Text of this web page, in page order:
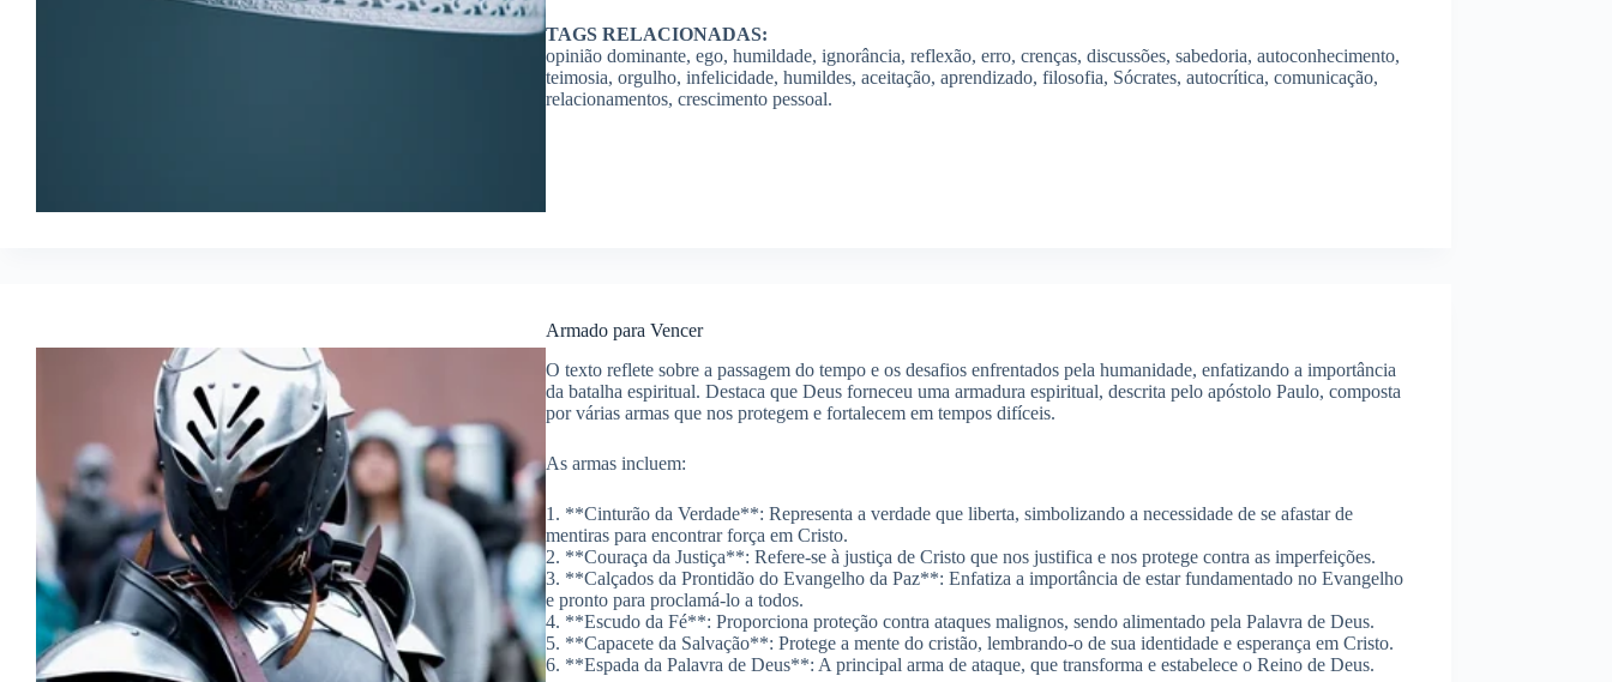
TAGS RELACIONADAS:
opinião dominante, ego, humildade, ignorância, reflexão, erro, crenças, discussões, sabedoria, autoconhecimento,
teimosia, orgulho, infelicidade, humildes, aceitação, aprendizado, filosofia, Sócrates, autocrítica, comunicação,
relacionamentos, crescimento pessoal.
Armado para Vencer
O texto reflete sobre a passagem do tempo e os desafios enfrentados pela humanidade, enfatizando a importância
da batalha espiritual. Destaca que Deus forneceu uma armadura espiritual, descrita pelo apóstolo Paulo, composta
por várias armas que nos protegem e fortalecem em tempos difíceis.
As armas incluem:
1. **Cinturão da Verdade**: Representa a verdade que liberta, simbolizando a necessidade de se afastar de
mentiras para encontrar força em Cristo.
2. **Couraça da Justiça**: Refere-se à justiça de Cristo que nos justifica e nos protege contra as imperfeições.
3. **Calçados da Prontidão do Evangelho da Paz**: Enfatiza a importância de estar fundamentado no Evangelho
e pronto para proclamá-lo a todos.
4. **Escudo da Fé**: Proporciona proteção contra ataques malignos, sendo alimentado pela Palavra de Deus.
5. **Capacete da Salvação**: Protege a mente do cristão, lembrando-o de sua identidade e esperança em Cristo.
6. **Espada da Palavra de Deus**: A principal arma de ataque, que transforma e estabelece o Reino de Deus.